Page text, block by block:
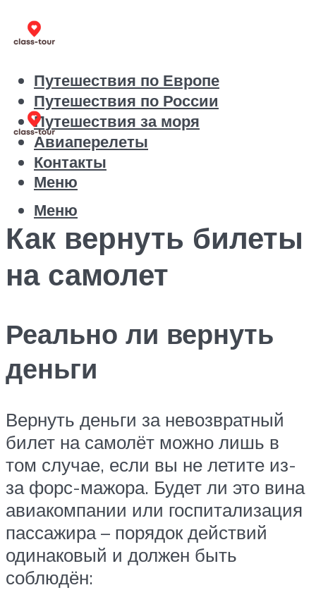
Путешествия по Европе
Путешествия по России
Путешествия за моря
Авиаперелеты
Контакты
Меню
Меню
Как вернуть билеты
на самолет
Реально ли вернуть
деньги
Вернуть деньги за невозвратный
билет на самолёт можно лишь в
том случае, если вы не летите из-
за форс-мажора. Будет ли это вина
авиакомпании или госпитализация
пассажира – порядок действий
одинаковый и должен быть
соблюдён: